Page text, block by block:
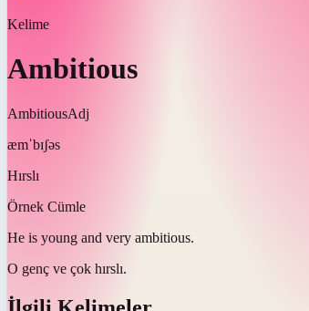
Kelime
Ambitious
AmbitiousAdj
æmˈbɪʃəs
Hırslı
Örnek Cümle
He is young and very ambitious.
O genç ve çok hırslı.